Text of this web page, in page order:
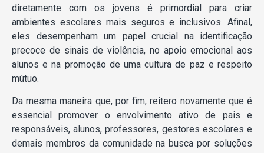
diretamente com os jovens é primordial para criar
ambientes escolares mais seguros e inclusivos. Afinal,
eles desempenham um papel crucial na identificação
precoce de sinais de violência, no apoio emocional aos
alunos e na promoção de uma cultura de paz e respeito
mútuo.
Da mesma maneira que, por fim, reitero novamente que é
essencial promover o envolvimento ativo de pais e
responsáveis, alunos, professores, gestores escolares e
demais membros da comunidade na busca por soluções